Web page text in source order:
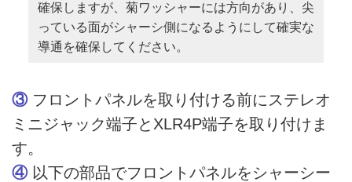
確保しますが、菊ワッシャーには方向があり、尖
っている面がシャーシ側になるようにして確実な
導通を確保してください。
③フロントパネルを取り付ける前にステレオ
ミニジャック端子とXLR4P端子を取り付けま
す。
④以下の部品でフロントパネルをシャーシー